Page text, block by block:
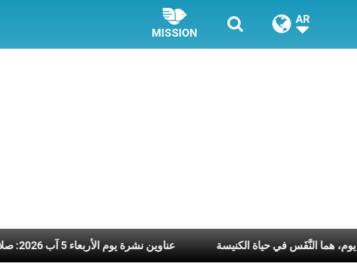
MISSION
AR
عناوين نشرة يوم الأربعاء 5 آب 2026: صلاة الكنيسة أسبوع وكلّ يوم، هما النَّفَس في حياة الكنيسة